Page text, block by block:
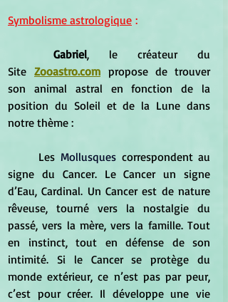
Symbolisme astrologique :
	Gabriel
, le créateur du
Site Zooastro.com propose de trouver
son animal astral en fonction de la
position du Soleil et de la Lune dans
notre thème :
	Les
Mollusques correspondent au
signe du Cancer. Le Cancer un signe
d’Eau, Cardinal. Un Cancer est de nature
rêveuse, tourné vers la nostalgie du
passé, vers la mère, vers la famille. Tout
en instinct, tout en défense de son
intimité. Si le Cancer se protège du
monde extérieur, ce n’est pas par peur,
c’est pour créer. Il développe une vie